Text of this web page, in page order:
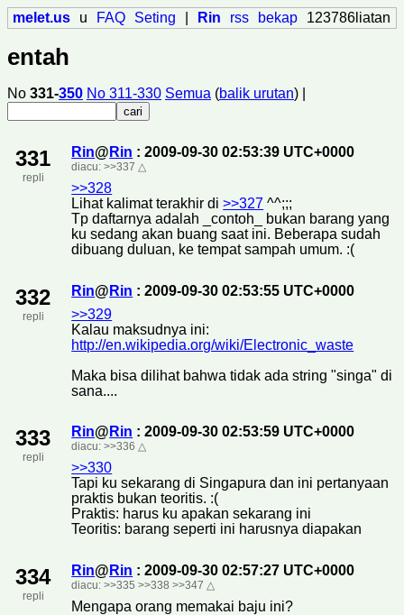
melet.us u FAQ Seting Rin rss bekap 123786liatan
entah
No 331-350 No 311-330 Semua (balik urutan) |
331
repli
Rin@ Rin : 2009-09-30 02:53:39 UTC+0000
diacu:>>337 △
>>328
Lihat kalimat terakhir di>>327 ^^;;;
Tp daftarnya adalah _contoh_ bukan barang yang
ku sedang akan buang saat ini. Beberapa sudah
dibuang duluan, ke tempat sampah umum. :(
332
repli
Rin@ Rin : 2009-09-30 02:53:55 UTC+0000
>>329
Kalau maksudnya ini:
http://en.wikipedia.org/wiki/Electronic_waste
Maka bisa dilihat bahwa tidak ada string "singa" di
sana....
333
repli
Rin@ Rin : 2009-09-30 02:53:59 UTC+0000
diacu:>>336 △
>>330
Tapi ku sekarang di Singapura dan ini pertanyaan
praktis bukan teoritis. :(
Praktis: harus ku apakan sekarang ini
Teoritis: barang seperti ini harusnya diapakan
334
repli
Rin@ Rin : 2009-09-30 02:57:27 UTC+0000
diacu:>>335 >>338 >>347 △
Mengapa orang memakai baju ini?